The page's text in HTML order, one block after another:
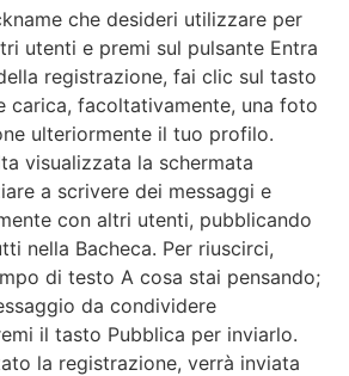
che desideri utilizzare per
utenti e premi sul pulsante Entra
registrazione, fai clic sul tasto
carica, facoltativamente, una foto
ulteriormente il tuo profilo.
visualizzata la schermata
a scrivere dei messaggi e
con altri utenti, pubblicando
nella Bacheca. Per riuscirci,
di testo A cosa stai pensando;
da condividere
il tasto Pubblica per inviarlo.
la registrazione, verrà inviata